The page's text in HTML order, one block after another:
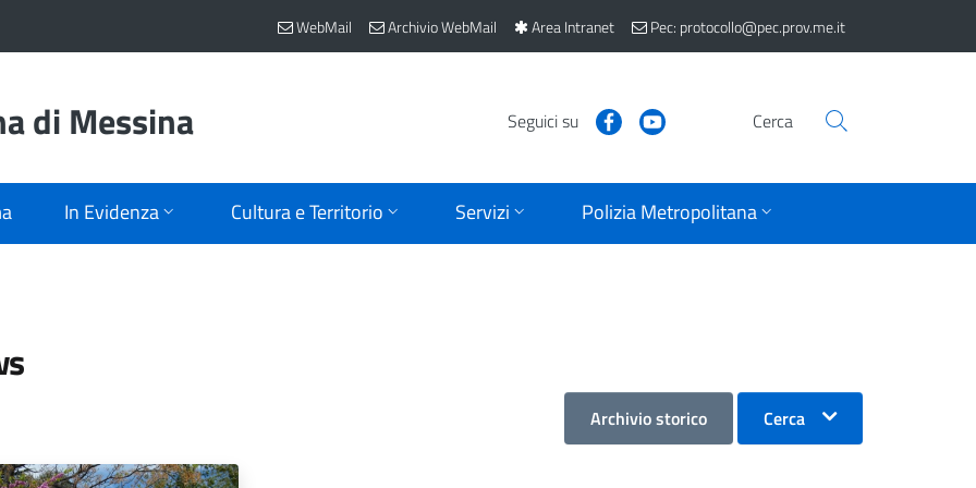
WebMail Archivio WebMail Area Intranet Pec: protocollo@pec.prov.me.it
di Messina Seguici su Cerca
In Evidenza Cultura e Territorio Servizi Polizia Metropolitana
Archivio storico Cerca